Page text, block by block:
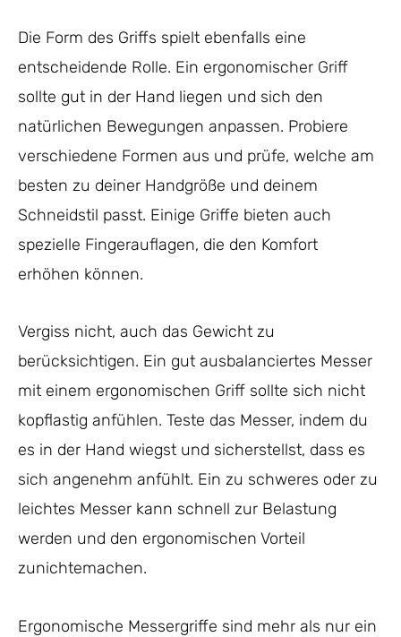
Die Form des Griffs spielt ebenfalls eine
entscheidende Rolle. Ein ergonomischer Griff
sollte gut in der Hand liegen und sich den
natürlichen Bewegungen anpassen. Probiere
verschiedene Formen aus und prüfe, welche am
besten zu deiner Handgröße und deinem
Schneidstil passt. Einige Griffe bieten auch
spezielle Fingerauflagen, die den Komfort
erhöhen können.
Vergiss nicht, auch das Gewicht zu
berücksichtigen. Ein gut ausbalanciertes Messer
mit einem ergonomischen Griff sollte sich nicht
kopflastig anfühlen. Teste das Messer, indem du
es in der Hand wiegst und sicherstellst, dass es
sich angenehm anfühlt. Ein zu schweres oder zu
leichtes Messer kann schnell zur Belastung
werden und den ergonomischen Vorteil
zunichtemachen.
Ergonomische Messergriffe sind mehr als nur ein